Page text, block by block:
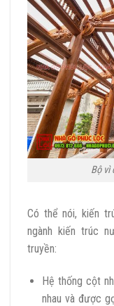
Bộ vì
Có thể nói, kiến
ngành kiến trúc
truyền:
Hệ thống cột
nhau và được